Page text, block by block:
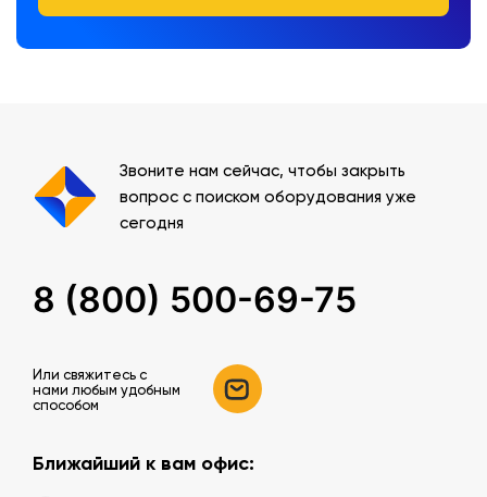
Звоните нам сейчас, чтобы закрыть
вопрос с поиском оборудования уже
сегодня
8 (800) 500-69-75
Или свяжитесь c
нами любым удобным
способом
Ближайший к вам офис: